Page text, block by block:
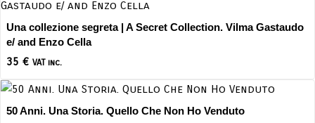
Una collezione segreta | A Secret Collection. Vilma Gastaudo
e/ and Enzo Cella
35 € VAT inc.
50 Anni. Una Storia. Quello Che Non Ho Venduto